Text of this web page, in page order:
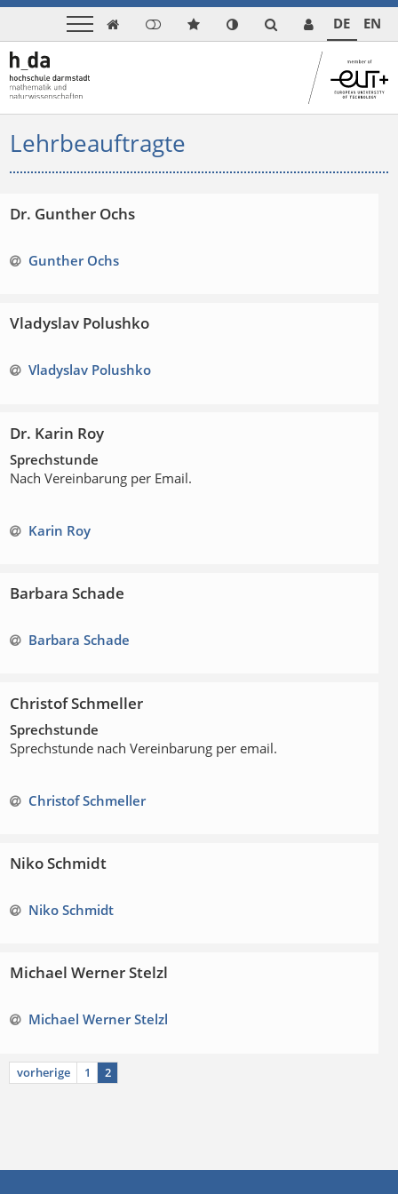
 DE EN
Lehrbeauftragte
Dr. Gunther Ochs
Gunther Ochs
Vladyslav Polushko
Vladyslav Polushko
Dr. Karin Roy
Sprechstunde
Nach Vereinbarung per Email.
Karin Roy
Barbara Schade
Barbara Schade
Christof Schmeller
Sprechstunde
Sprechstunde nach Vereinbarung per email.
Christof Schmeller
Niko Schmidt
Niko Schmidt
Michael Werner Stelzl
Michael Werner Stelzl
vorherige 1 2